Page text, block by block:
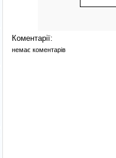
Коментарії:
немає коментарів